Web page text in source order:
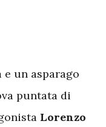
un asparago
puntata di
Lorenzo